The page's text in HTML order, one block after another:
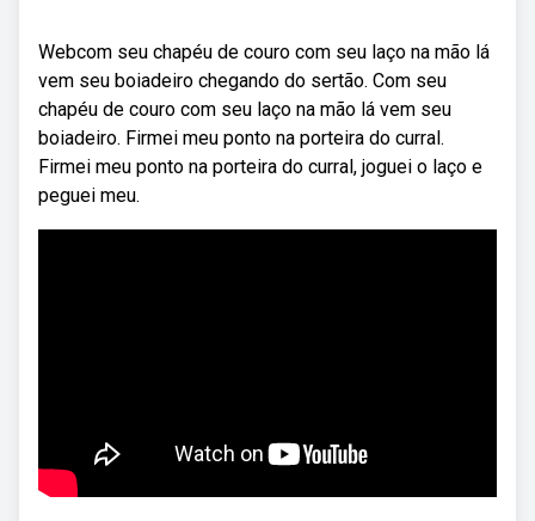
Webcom seu chapéu de couro com seu laço na mão lá
vem seu boiadeiro chegando do sertão. Com seu
chapéu de couro com seu laço na mão lá vem seu
boiadeiro. Firmei meu ponto na porteira do curral.
Firmei meu ponto na porteira do curral, joguei o laço e
peguei meu.